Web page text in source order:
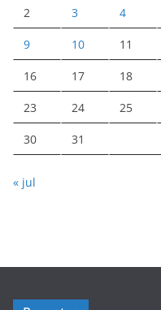
2 3 4
9 10 11
16 17 18
23 24 25
30 31
« jul